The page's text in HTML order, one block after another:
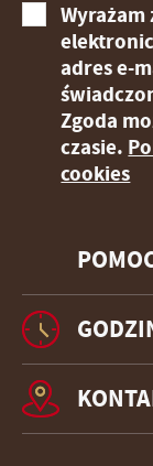
adres e-
Zgoda
czasie.
cookies